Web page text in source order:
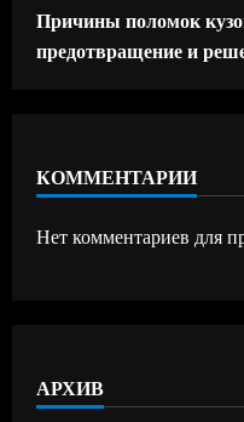
Причины поломок
предотвращение и
КОММЕНТАРИИ
Нет комментариев для
АРХИВ